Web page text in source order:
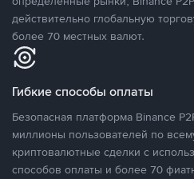
действительно глобальную
более 70 местных валют.
Гибкие способы оплаты
Безопасная платформа Binance
миллионы пользователей по
криптовалютные сделки с
способов оплаты и более 70